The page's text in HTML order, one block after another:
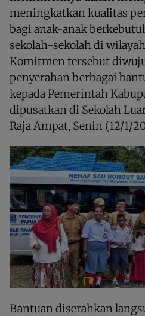
meningkatkan kualitas
bagi anak-anak
sekolah-sekolah di
Komitmen tersebut
penyerahan berbagai
kepada Pemerintah
dipusatkan di Sekolah
Raja Ampat, Senin (12/1/
Bantuan diserahkan